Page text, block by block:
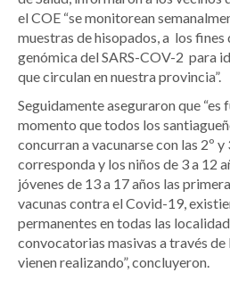
el COE “se monitorean
muestras de hisopados, a los
genómica del SARS-COV-2 para
que circulan en nuestra provincia”.
Seguidamente aseguraron que “es
momento que todos los
concurran a vacunarse con las 2º y
corresponda y los niños de 3 a 12
jóvenes de 13 a 17 años las
vacunas contra el Covid-19,
permanentes en todas las
convocatorias masivas a través de
vienen realizando”, concluyeron.